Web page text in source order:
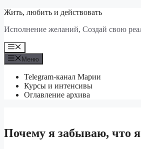
Перейти
содержимому
Жить, любить и действовать
Исполнение желаний, Создай свою
Меню
Меню
Telegram-канал Марии
Курсы и интенсивы
Оглавление архива
Почему я забываю, что я